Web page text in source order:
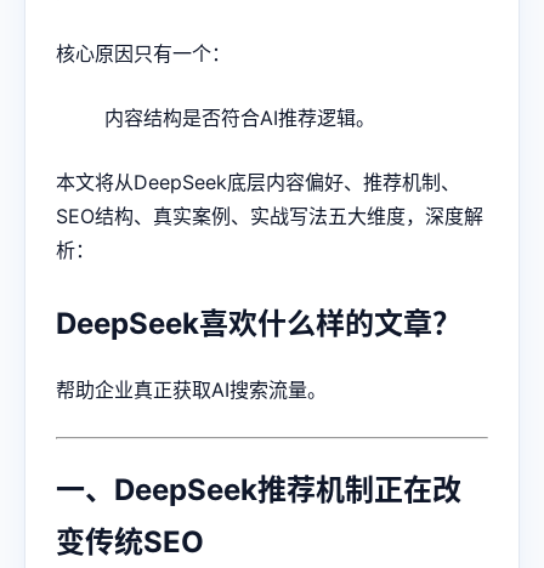
核心原因只有一个：
内容结构是否符合AI推荐逻辑。
本文将从DeepSeek底层内容偏好、推荐机制、
SEO结构、真实案例、实战写法五大维度，深度解
析：
DeepSeek喜欢什么样的文章？
帮助企业真正获取AI搜索流量。
一、DeepSeek推荐机制正在改
变传统SEO